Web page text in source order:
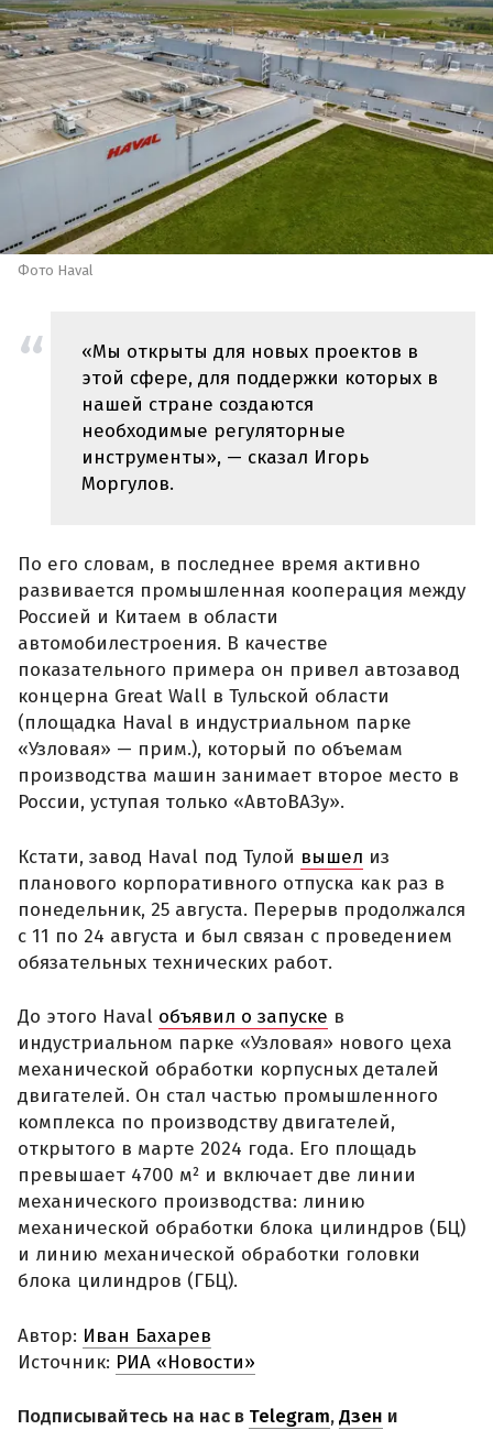
Фото Haval
«Мы открыты для новых проектов в
этой сфере, для поддержки которых в
нашей стране создаются
необходимые регуляторные
инструменты», — сказал Игорь
Моргулов.
По его словам, в последнее время активно
развивается промышленная кооперация между
Россией и Китаем в области
автомобилестроения. В качестве
показательного примера он привел автозавод
концерна Great Wall в Тульской области
(площадка Haval в индустриальном парке
«Узловая» — прим.), который по объемам
производства машин занимает второе место в
России, уступая только «АвтоВАЗу».
Кстати, завод Haval под Тулой вышел из
планового корпоративного отпуска как раз в
понедельник, 25 августа. Перерыв продолжался
с 11 по 24 августа и был связан с проведением
обязательных технических работ.
До этого Haval объявил о запуске в
индустриальном парке «Узловая» нового цеха
механической обработки корпусных деталей
двигателей. Он стал частью промышленного
комплекса по производству двигателей,
открытого в марте 2024 года. Его площадь
превышает 4700 м² и включает две линии
механического производства: линию
механической обработки блока цилиндров (БЦ)
и линию механической обработки головки
блока цилиндров (ГБЦ).
Автор: Иван Бахарев
Источник: РИА «Новости»
Подписывайтесь на нас в Telegram,Дзен и